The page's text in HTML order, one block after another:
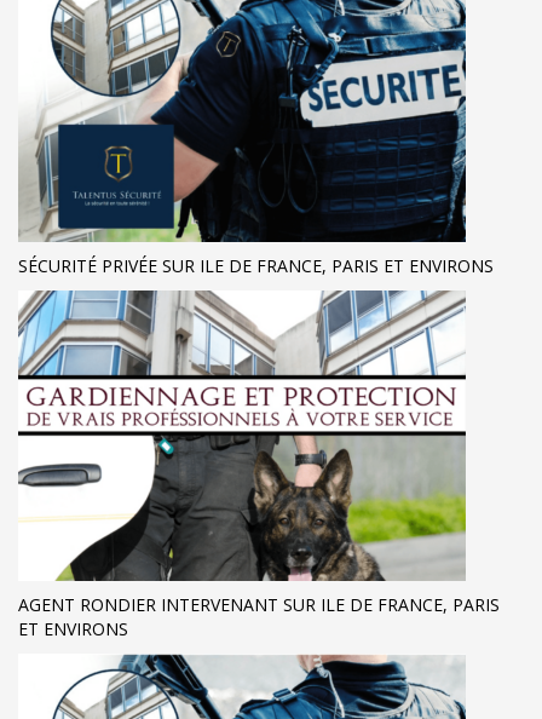
SÉCURITÉ PRIVÉE SUR ILE DE FRANCE, PARIS ET ENVIRONS
AGENT RONDIER INTERVENANT SUR ILE DE FRANCE, PARIS
ET ENVIRONS